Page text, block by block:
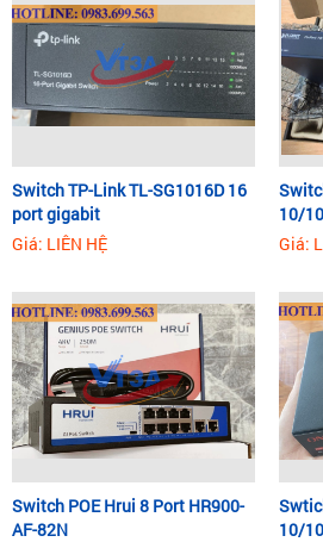
Switch TP-Link TL-SG1016D 16
port gigabit
Giá: LIÊN HỆ
10/
1601
Giá:
Switch POE Hrui 8 Port HR900-
AF-82N
10/